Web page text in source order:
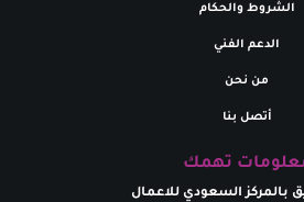
الشروط والحكام
الدعم الفني
من نحن
أتصل بنا
تهمك
بالمركز السعودي للاعمال